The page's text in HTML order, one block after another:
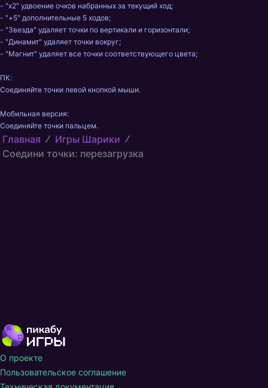
- "x2" удвоение очков набранных за текущий ход;
- "+5" дополнительные 5 ходов;
- "Звезда" удаляет точки по вертикали и горизонтали;
- "Динамит" удаляет точки вокруг;
- "Магнит" удаляет все точки соответствующего цвета;
ПК:
Соединяйте точки левой кнопкой мыши.
Мобильная версия:
Соединяйте точки пальцем.
Главная
Игры Шарики
Соедини точки: перезагрузка
О проекте
Пользовательское соглашение